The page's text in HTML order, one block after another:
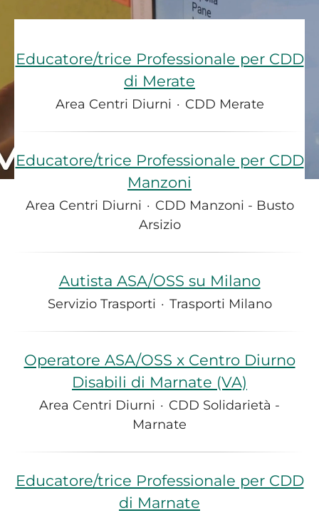
Educatore/trice Professionale per CDD
di Merate
Area Centri Diurni · CDD Merate
Educatore/trice Professionale per CDD
Manzoni
Area Centri Diurni · CDD Manzoni - Busto
Arsizio
Autista ASA/OSS su Milano
Servizio Trasporti · Trasporti Milano
Operatore ASA/OSS x Centro Diurno
Disabili di Marnate (VA)
Area Centri Diurni · CDD Solidarietà -
Marnate
Educatore/trice Professionale per CDD
di Marnate